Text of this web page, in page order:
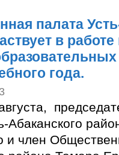
палата
в
года.
Абаканского
и член